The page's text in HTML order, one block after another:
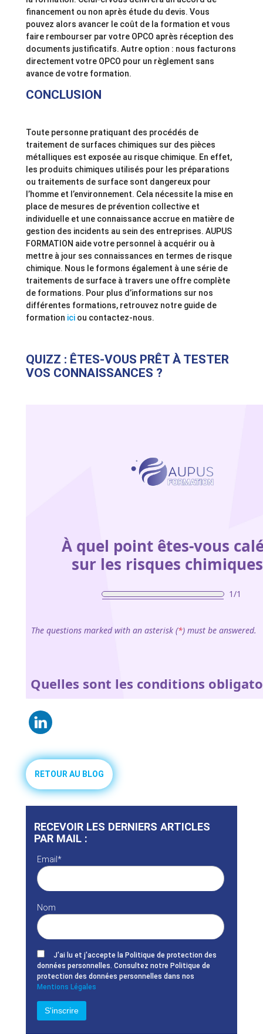
financement ou non après étude du devis. Vous
pouvez alors avancer le coût de la formation et vous
faire rembourser par votre OPCO après réception des
documents justificatifs. Autre option : nous facturons
directement votre OPCO pour un règlement sans
avance de votre formation.
CONCLUSION
Toute personne pratiquant des procédés de
traitement de surfaces chimiques sur des pièces
métalliques est exposée au risque chimique. En effet,
les produits chimiques utilisés pour les préparations
ou traitements de surface sont dangereux pour
l’homme et l’environnement. Cela nécessite la mise en
place de mesures de prévention collective et
individuelle et une connaissance accrue en matière de
gestion des incidents au sein des entreprises. AUPUS
FORMATION aide votre personnel à acquérir ou à
mettre à jour ses connaissances en termes de risque
chimique. Nous le formons également à une série de
traitements de surface à travers une offre complète
de formations. Pour plus d’informations sur nos
différentes formations, retrouvez notre guide de
formation ici ou contactez-nous.
QUIZZ : ÊTES-VOUS PRÊT À TESTER
VOS CONNAISSANCES ?
RETOUR AU BLOG
RECEVOIR LES DERNIERS ARTICLES
PAR MAIL :
Email*
Nom
J'ai lu et j'accepte la Politique de protection des
données personnelles. Consultez notre Politique de
protection des données personnelles dans nos
Mentions Légales